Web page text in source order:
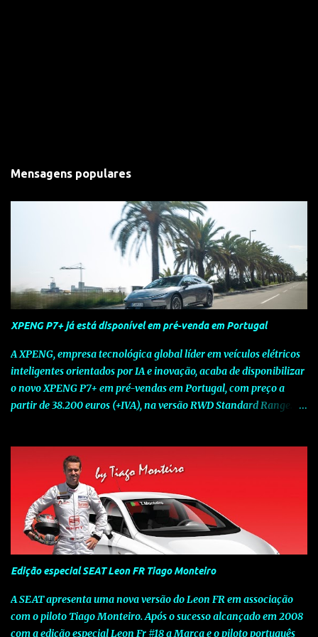
Mensagens populares
XPENG P7+ já está disponível em pré-venda em Portugal
A XPENG, empresa tecnológica global líder em veículos elétricos
inteligentes orientados por IA e inovação, acaba de disponibilizar
o novo XPENG P7+ em pré-vendas em Portugal, com preço a
partir de 38.200 euros (+IVA), na versão RWD Standard Range.
num momento decisivo, em que a indústria automóvel evolui da
mobilidade baseada na potência para a mobilidade baseada na
inteligência. Concebido como um fastback preparado para o
futuro e otimizado por Inteligência Artificial (IA), o novo XPENG
P7+ combina uma arquitetura inteligente avançada, um espaço
de referência no segmento e grande versatilidade para viagens,
respondendo às exigências do quotidiano europeu e refletindo o
compromisso de longo prazo da XPENG com a mobilidade
elétrica centrada no utilizador. O novo XPENG P7+ destaca-se
pela exclusividade do chip TURING AI, que oferece até 750 TOPS
de capacidade de computaç...
Edição especial SEAT Leon FR Tiago Monteiro
A SEAT apresenta uma nova versão do Leon FR em associação
com o piloto Tiago Monteiro. Após o sucesso alcançado em 2008
com a edição especial Leon Fr #18 a Marca e o piloto português